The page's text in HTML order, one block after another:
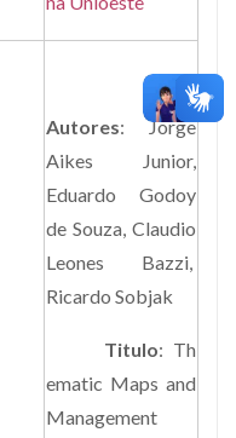
Autores: Jorge
Aikes Junior,
Eduardo Godoy
de Souza, Claudio
Leones Bazzi,
Ricardo Sobjak
Titulo: Th
ematic Maps and
Management